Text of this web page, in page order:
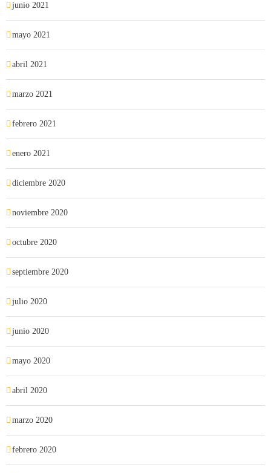
junio 2021
mayo 2021
abril 2021
marzo 2021
febrero 2021
enero 2021
diciembre 2020
noviembre 2020
octubre 2020
septiembre 2020
julio 2020
junio 2020
mayo 2020
abril 2020
marzo 2020
febrero 2020